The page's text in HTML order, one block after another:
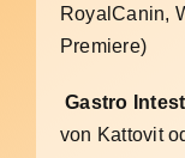
RoyalCanin,
Premiere)
Gastro
von Kattovit